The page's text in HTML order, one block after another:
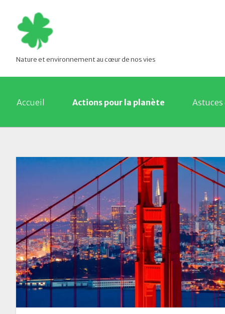
Nature et environnement au cœur de nos vies
Accueil Actions pour la planète